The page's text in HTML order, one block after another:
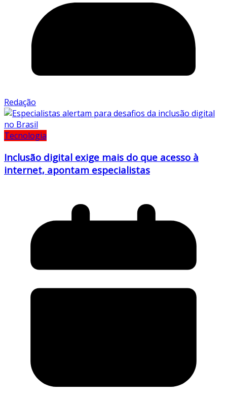
Redação
Tecnologia
Inclusão digital exige mais do que acesso à
internet, apontam especialistas